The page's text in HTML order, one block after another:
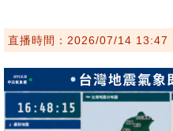
直播時間：2026/07/14 13:47